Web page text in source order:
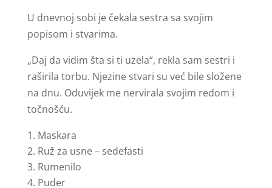
U dnevnoj sobi je čekala sestra sa svojim
popisom i stvarima.
„Daj da vidim šta si ti uzela“, rekla sam sestri i
raširila torbu. Njezine stvari su već bile složene
na dnu. Oduvijek me nervirala svojim redom i
točnošću.
Maskara
Ruž za usne – sedefasti
Rumenilo
Puder